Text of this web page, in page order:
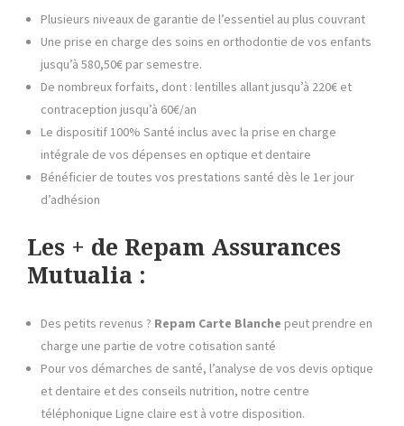
Plusieurs niveaux de garantie de l’essentiel au plus couvrant
Une prise en charge des soins en orthodontie de vos enfants
jusqu’à 580,50€ par semestre.
De nombreux forfaits, dont : lentilles allant jusqu’à 220€ et
contraception jusqu’à 60€/an
Le dispositif 100% Santé inclus avec la prise en charge
intégrale de vos dépenses en optique et dentaire
Bénéficier de toutes vos prestations santé dès le 1er jour
d’adhésion
Les + de Repam Assurances
Mutualia :
Des petits revenus ? Repam Carte Blanche peut prendre en
charge une partie de votre cotisation santé
Pour vos démarches de santé, l’analyse de vos devis optique
et dentaire et des conseils nutrition, notre centre
téléphonique Ligne claire est à votre disposition.